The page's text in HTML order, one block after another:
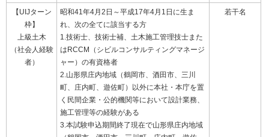
【UIJターン
枠】
上級土木
（社会人経験
者）
昭和41年4月2日～平成17年4月1日に生ま
れ、次の全てに該当する方
1.技術士、技術士補、土木施工管理技士また
はRCCM（シビルコンサルティングマネージ
ャー）の有資格者
2.山形県庄内地域（鶴岡市、酒田市、三川
町、庄内町、遊佐町）以外に本社・本庁を置
く民間企業・公的機関等において設計業務、
施工管理等の経験がある
3.本試験申込期間終了現在で山形県庄内地域
若干名